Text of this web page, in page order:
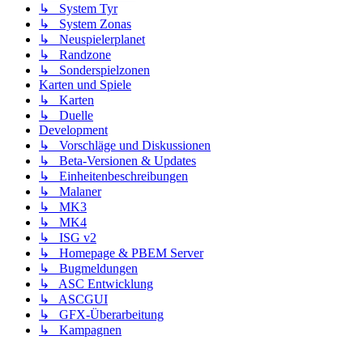
↳ System Tyr
↳ System Zonas
↳ Neuspielerplanet
↳ Randzone
↳ Sonderspielzonen
Karten und Spiele
↳ Karten
↳ Duelle
Development
↳ Vorschläge und Diskussionen
↳ Beta-Versionen & Updates
↳ Einheitenbeschreibungen
↳ Malaner
↳ MK3
↳ MK4
↳ ISG v2
↳ Homepage & PBEM Server
↳ Bugmeldungen
↳ ASC Entwicklung
↳ ASCGUI
↳ GFX-Überarbeitung
↳ Kampagnen